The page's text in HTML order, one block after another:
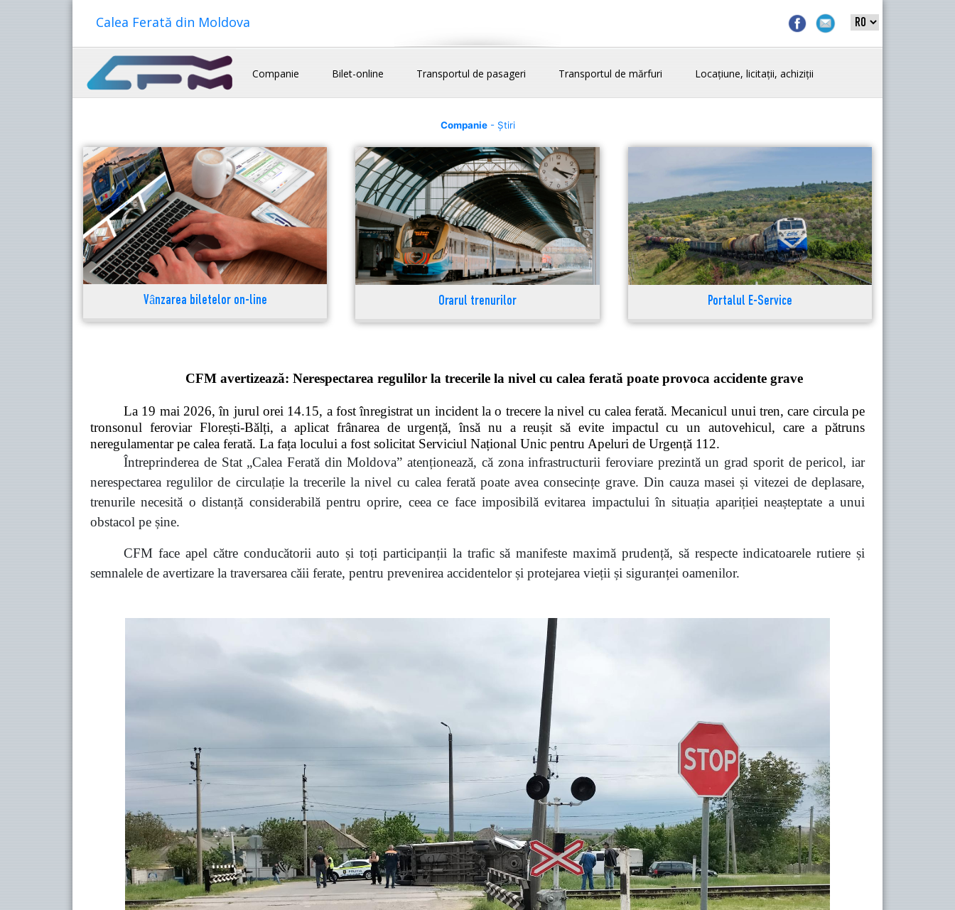
Calea Ferată din Moldova
Companie Bilet-online Transportul de pasageri Transportul de mărfuri Locațiune, licitații, achiziții
Companie- Știri
Vânzarea biletelor on-line Orarul trenurilor Portalul E-Service
CFM avertizează: Nerespectarea regulilor la trecerile la nivel cu calea ferată poate provoca accidente grave
La 19 mai 2026, în jurul orei 14.15, a fost înregistrat un incident la o trecere la nivel cu calea ferată. Mecanicul unui tren, care circula pe
tronsonul feroviar Florești-Bălți, a aplicat frânarea de urgență, însă nu a reușit să evite impactul cu un autovehicul, care a pătruns
neregulamentar pe calea ferată. La fața locului a fost solicitat Serviciul Național Unic pentru Apeluri de Urgență 112.
Întreprinderea de Stat „Calea Ferată din Moldova” atenționează, că zona infrastructurii feroviare prezintă un grad sporit de pericol, iar
nerespectarea regulilor de circulație la trecerile la nivel cu calea ferată poate avea consecințe grave. Din cauza masei și vitezei de deplasare,
trenurile necesită o distanță considerabilă pentru oprire, ceea ce face imposibilă evitarea impactului în situația apariției neașteptate a unui
obstacol pe șine.
CFM face apel către conducătorii auto și toți participanții la trafic să manifeste maximă prudență, să respecte indicatoarele rutiere și
semnalele de avertizare la traversarea căii ferate, pentru prevenirea accidentelor și protejarea vieții și siguranței oamenilor.